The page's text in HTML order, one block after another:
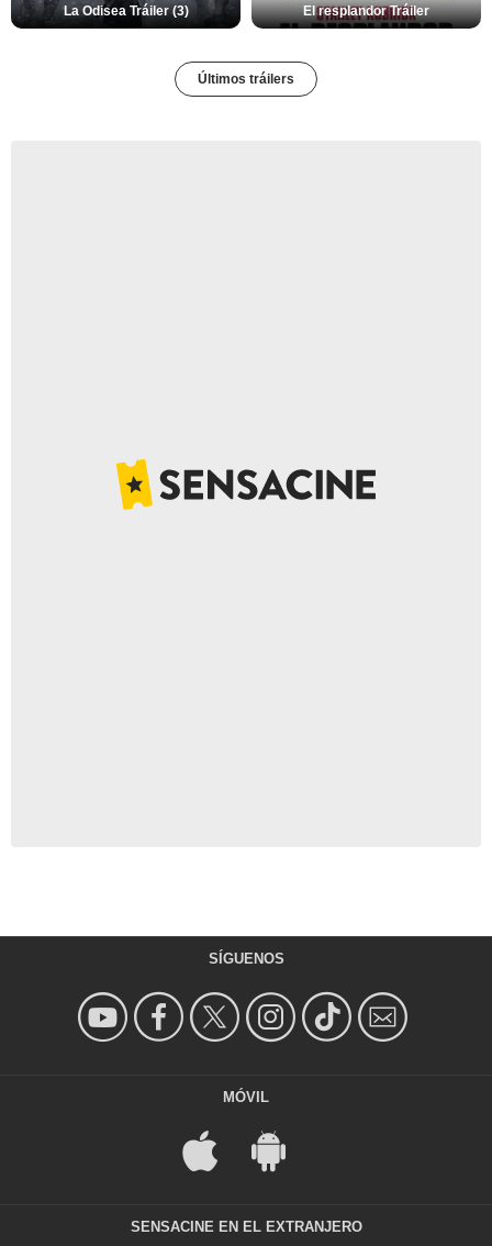
La Odisea Tráiler (3) El resplandor Tráiler
Últimos tráilers
SÍGUENOS
MÓVIL
SENSACINE EN EL EXTRANJERO